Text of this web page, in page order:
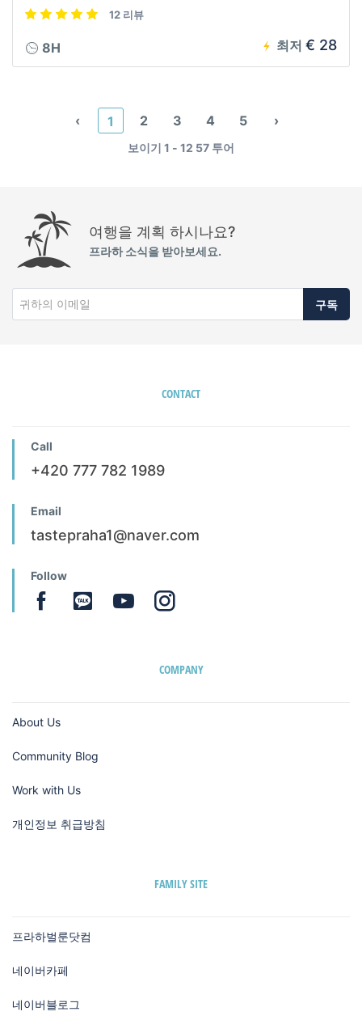
12 리뷰
8H 최저 € 28
‹ 1 2 3 4 5 ›
보이기 1 - 12 57 투어
여행을 계획 하시나요?
프라하 소식을 받아보세요.
구독
CONTACT
Call
+420 777 782 1989
Email
tastepraha1@naver.com
Follow
COMPANY
About Us
Community Blog
Work with Us
개인정보 취급방침
FAMILY SITE
프라하벌룬닷컴
네이버카페
네이버블로그